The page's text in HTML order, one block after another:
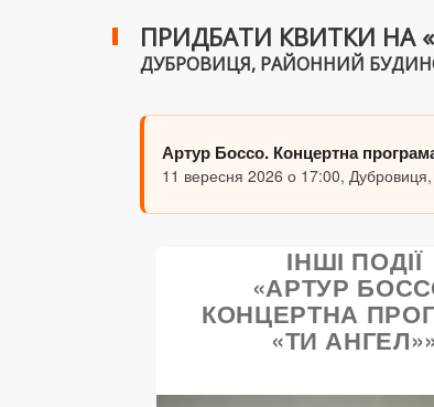
ПРИДБАТИ КВИТКИ НА
ДУБРОВИЦЯ, РАЙОННИЙ
Артур Боссо. Концертна
11 вересня 2026 о 17:00,
ІНШІ ПОДІЇ
«АРТУР
КОНЦЕРТНА
«ТИ АНГЕЛ»»